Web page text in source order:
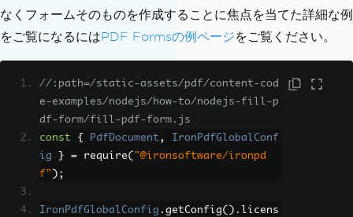
なくフォームそのものを作成することに焦点を当てた詳細な例
をご覧になるにはPDF Formsの例ページをご覧ください。
//:path=/static-assets/pdf/content-cod
e-examples/nodejs/how-to/nodejs-fill-p
df-form/fill-pdf-form.js
const
{ PdfDocument ,
IronPdfGlobalConf
ig
} = require( "@ironsoftware/ironpd
f" );
IronPdfGlobalConfig . getConfig(). licens